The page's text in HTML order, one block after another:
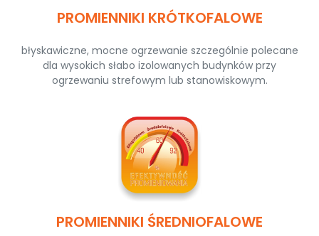
PROMIENNIKI KRÓTKOFALOWE
błyskawiczne, mocne ogrzewanie szczególnie polecane
dla wysokich słabo izolowanych budynków przy
ogrzewaniu strefowym lub stanowiskowym.
PROMIENNIKI ŚREDNIOFALOWE